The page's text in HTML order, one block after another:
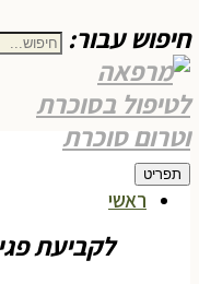
חיפוש עבור:
תפריט
לקביעת פגישה :
ראשי